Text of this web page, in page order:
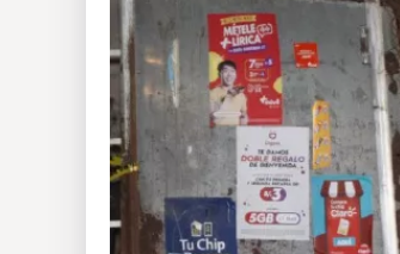
Multimedia